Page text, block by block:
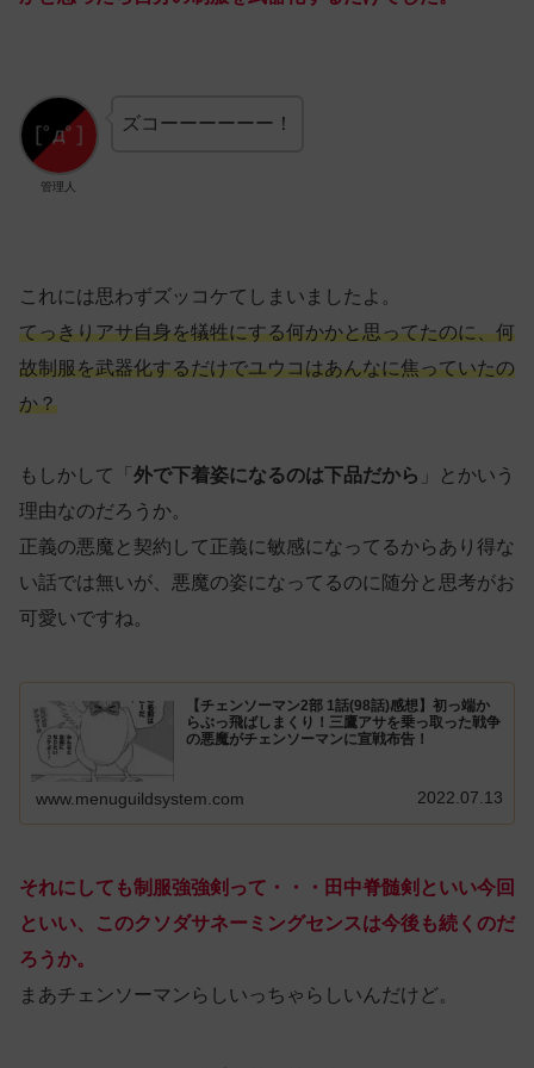
管理人
ズコーーーーーー！
これには思わずズッコケてしまいましたよ。
てっきりアサ自身を犠牲にする何かかと思ってたのに、何
故制服を武器化するだけでユウコはあんなに焦っていたの
か？
もしかして「 外で下着姿になるのは下品だから 」とかいう
理由なのだろうか。
正義の悪魔と契約して正義に敏感になってるからあり得な
い話では無いが、悪魔の姿になってるのに随分と思考がお
可愛いですね。
【チェンソーマン2部 1話(98話)感想】初っ端か
らぶっ飛ばしまくり！三鷹アサを乗っ取った戦争
の悪魔がチェンソーマンに宣戦布告！
www.menuguildsystem.com 2022.07.13
それにしても制服強強剣って・・・田中脊髄剣といい今回
といい、このクソダサネーミングセンスは今後も続くのだ
ろうか。
まあチェンソーマンらしいっちゃらしいんだけど。